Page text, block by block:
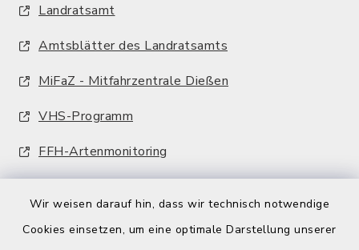
Wir weisen darauf hin, dass wir technisch notwendige
Cookies einsetzen, um eine optimale Darstellung unserer
Landratsamt
Amtsblätter des Landratsamts
MiFaZ - Mitfahrzentrale Dießen
VHS-Programm
FFH-Artenmonitoring